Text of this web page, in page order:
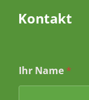
Kontakt
h
r
Ihr Name *